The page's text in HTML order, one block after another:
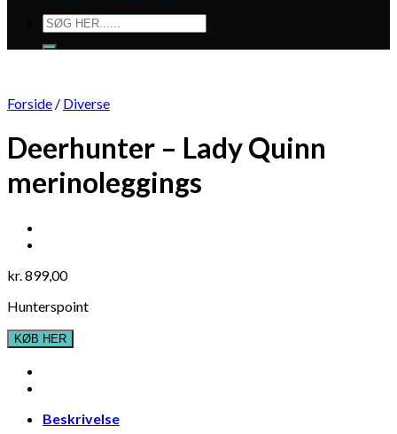
Søg
efter:
Forside / Diverse
Deerhunter – Lady Quinn
merinoleggings
kr.899,00
Hunterspoint
KØB HER
Beskrivelse